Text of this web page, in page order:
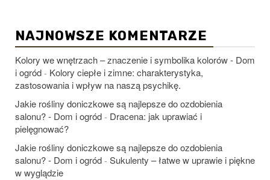
NAJNOWSZE KOMENTARZE
Kolory we wnętrzach – znaczenie i symbolika kolorów - Dom
i ogród - Kolory ciepłe i zimne: charakterystyka,
zastosowania i wpływ na naszą psychikę.
Jakie rośliny doniczkowe są najlepsze do ozdobienia
salonu? - Dom i ogród - Dracena: jak uprawiać i
pielęgnować?
Jakie rośliny doniczkowe są najlepsze do ozdobienia
salonu? - Dom i ogród - Sukulenty – łatwe w uprawie i piękne
w wyglądzie